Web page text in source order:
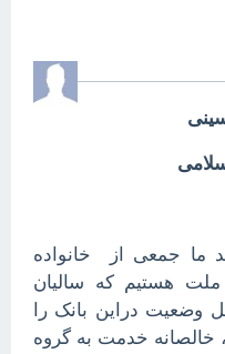
ما جمعی از خانواده
هستیم که سالیان
وضعیت دراین بانک را
خالصانه خدمت به گروه